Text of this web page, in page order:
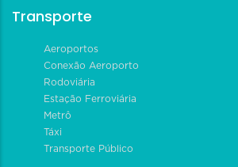
Transporte
Aeroportos
Conexão Aeroporto
Rodoviária
Estação Ferroviária
Metrô
Táxi
Transporte Público